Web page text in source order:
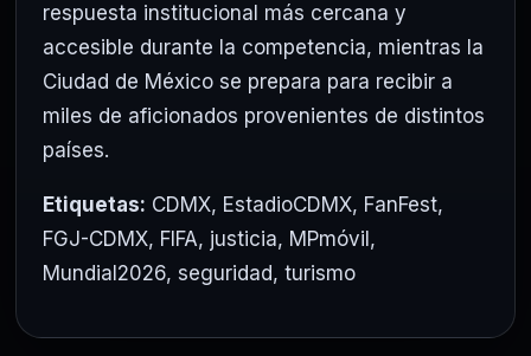
respuesta institucional más cercana y
accesible durante la competencia, mientras la
Ciudad de México se prepara para recibir a
miles de aficionados provenientes de distintos
países.
Etiquetas: CDMX, EstadioCDMX, FanFest,
FGJ-CDMX, FIFA, justicia, MPmóvil ,
Mundial2026, seguridad, turismo